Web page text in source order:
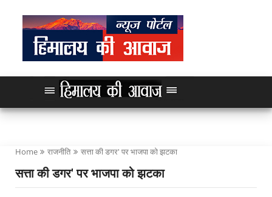
Home राजनीति सत्ता की डगर' पर भाजपा को झटका
सत्ता की डगर' पर भाजपा को झटका